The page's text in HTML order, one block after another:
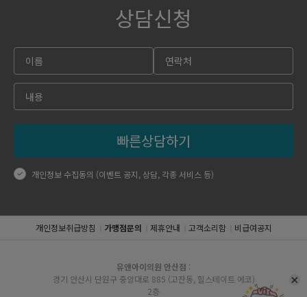
상담신청
빠른상담하기
개인정보 수집동의 (이벤트 공지, 상담, 각종 서비스 등)
개인정보취급방침 가맹점문의 제휴안내 고객소리함 비급여공지
유앤아이의원 안산점 :
경기 안산시 단원구 중앙대로 885 (고잔동, 힐스테이트 에코)
2층